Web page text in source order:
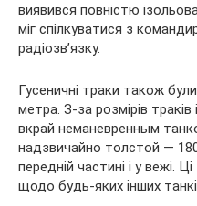
виявився повністю
міг спілкуватися з
радіозв’язку.
Гусеничні траки також
метра. З-за розмірів
вкрай неманевренным
надзвичайно толстой —
передній частині і у вежі.
щодо будь-яких інших